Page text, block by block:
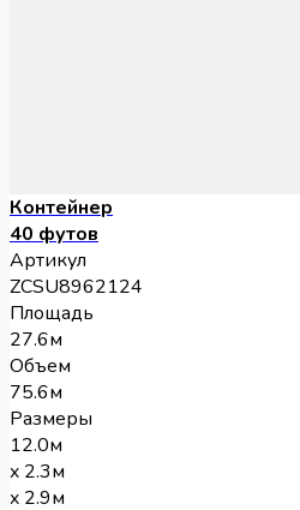
Контейнер
40 футов
Артикул
ZCSU8962124
Площадь
27.6м
Объем
75.6м
Размеры
12.0м
x 2.3м
x 2.9м